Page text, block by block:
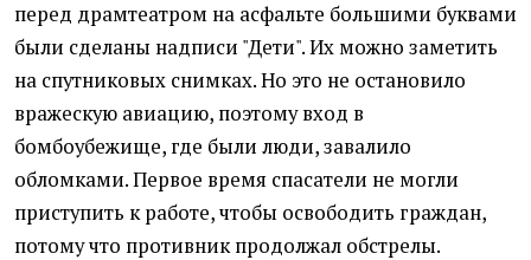
перед драмтеатром на асфальте большими буквами
были сделаны надписи "Дети". Их можно заметить
на спутниковых снимках. Но это не остановило
вражескую авиацию, поэтому вход в
бомбоубежище, где были люди, завалило
обломками. Первое время спасатели не могли
приступить к работе, чтобы освободить граждан,
потому что противник продолжал обстрелы.